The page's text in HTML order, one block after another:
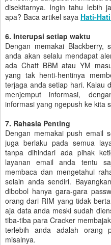
disekitarnya. Ingin tahu lebih
apa? Baca artikel saya Hati-
6. Interupsi setiap waktu
Dengan memakai Blackberry,
anda akan selalu mendapat
ada Chatt BBM atau YM
yang tak henti-hentinya
terjaga anda setiap hari. Kalau
menjemput informasi,
informasi yang ngepush ke kita
7. Rahasia Penting
Dengan memakai push email
juga berlaku pada semua
tanpa dihindari ada pihak
layanan email anda tentu
membaca dan mengetahui
selain anda sendiri.
dibobol hanya gara-gara
orang dari RIM yang tidak
aja data anda meski sudah
tiba-tiba para Cracker
terlebih anda adalah orang
misalnya.